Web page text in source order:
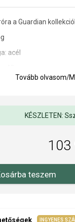
a Guardian
acél
tűnnek ki.
színekkel
Tovább olvasom/
KÉSZLETEN:
103
teszem
INGYENES